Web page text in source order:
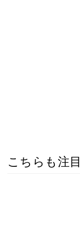
こちらも注目